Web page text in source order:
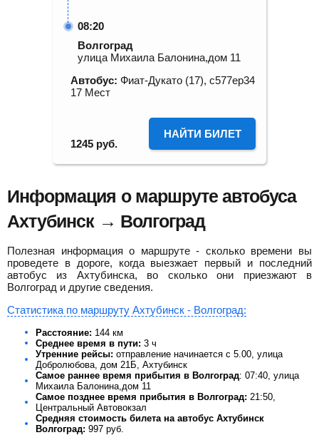
08:20
Волгоград
улица Михаила Балонина,дом 11
Автобус: Фиат-Дукато (17), с577ер34
17 Мест
1245 руб.
НАЙТИ БИЛЕТ
Информация о маршруте автобуса
Ахтубинск → Волгоград
Полезная информация о маршруте - сколько времени вы
проведете в дороге, когда выезжает первый и последний
автобус из Ахтубинска, во сколько они приезжают в
Волгоград и другие сведения.
Статистика по маршруту Ахтубинск - Волгоград:
Расстояние: 144 км
Среднее время в пути: 3 ч
Утренние рейсы: отправление начинается с 5.00, улица
Добролюбова, дом 21Б, Ахтубинск
Самое раннее время прибытия в Волгоград: 07:40, улица
Михаила Балонина,дом 11
Самое позднее время прибытия в Волгоград: 21:50,
Центральный Автовокзал
Средняя стоимость билета на автобус Ахтубинск
Волгоград: 997 руб.